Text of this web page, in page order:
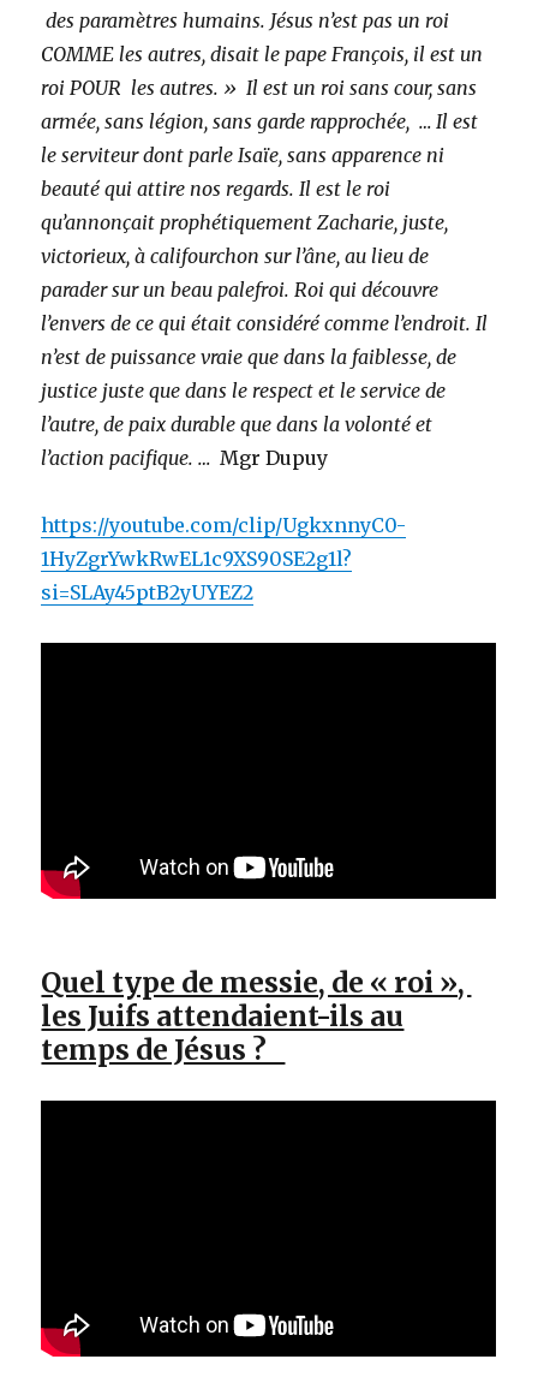
des paramètres humains. Jésus n’est pas un roi
COMME les autres, disait le pape François, il est un
roi POUR les autres. » Il est un roi sans cour, sans
armée, sans légion, sans garde rapprochée, … Il est
le serviteur dont parle Isaïe, sans apparence ni
beauté qui attire nos regards. Il est le roi
qu’annonçait prophétiquement Zacharie, juste,
victorieux, à califourchon sur l’âne, au lieu de
parader sur un beau palefroi. Roi qui découvre
l’envers de ce qui était considéré comme l’endroit. Il
n’est de puissance vraie que dans la faiblesse, de
justice juste que dans le respect et le service de
l’autre, de paix durable que dans la volonté et
l’action pacifique. … Mgr Dupuy
https://youtube.com/clip/UgkxnnyC0-
1HyZgrYwkRwEL1c9XS90SE2g1l?
si=SLAy45ptB2yUYEZ2
Quel type de messie, de « roi »,
les Juifs attendaient-ils au
temps de Jésus ?